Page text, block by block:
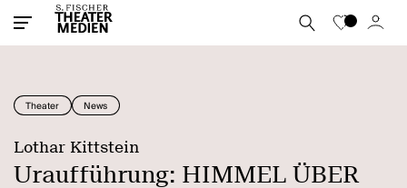
Theater News
Lothar Kittstein
Uraufführung: HIMMEL ÜBER